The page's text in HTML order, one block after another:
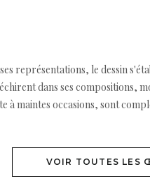
représentations, le dessin
dans ses compositions,
maintes occasions, sont
VOIR TOUTES LES